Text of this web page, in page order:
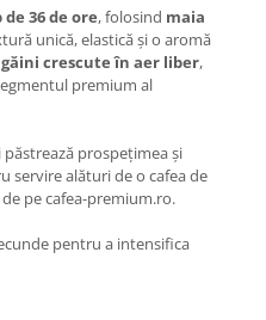
36 de ore, folosind maia
unică, elastică și o aromă
crescute în aer liber,
premium al
păstrează prospețimea și
servire alături de o cafea de
pe cafea-premium.ro.
pentru a intensifica